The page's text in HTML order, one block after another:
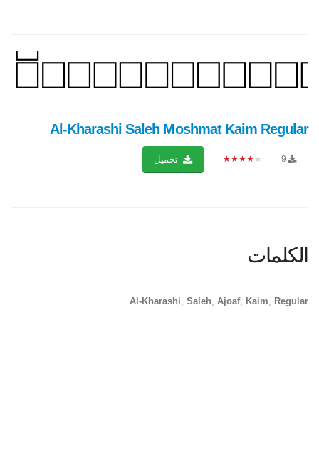
Al-Kharashi Saleh Moshmat Kaim Regular
9
★★★★★ تحميل
الكلمات
Al-Kharashi Saleh Ajoaf, Kaim Regular